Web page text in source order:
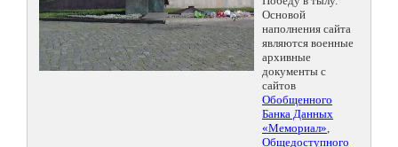
Основой
наполнения сайта
являются военные
архивные
документы с
сайтов
Обобщенного
Банка Данных
«Мемориал»,
Общедоступного